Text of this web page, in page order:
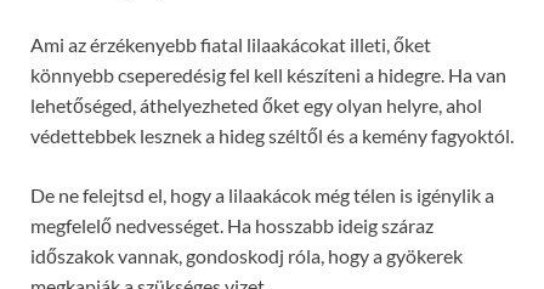
Ami az érzékenyebb fiatal lilaakácokat illeti, őket
könnyebb cseperedésig fel kell készíteni a hidegre. Ha van
lehetőséged, áthelyezheted őket egy olyan helyre, ahol
védettebbek lesznek a hideg széltől és a kemény fagyoktól.
De ne felejtsd el, hogy a lilaakácok még télen is igénylik a
megfelelő nedvességet. Ha hosszabb ideig száraz
időszakok vannak, gondoskodj róla, hogy a gyökerek